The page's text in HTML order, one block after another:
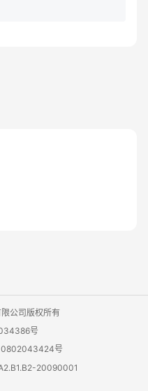
公司版权所有
号
号
20090001